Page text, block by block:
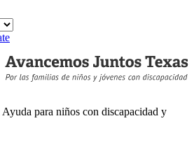
para niños con discapacidad y